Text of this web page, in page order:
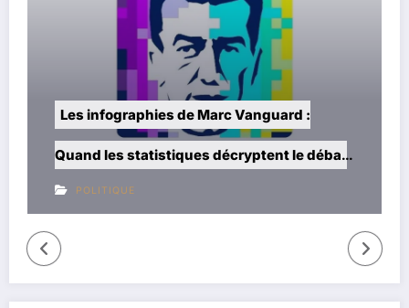
de Marc Vanguard :
décryptent le débat
Alexandre
salaire, parcours…